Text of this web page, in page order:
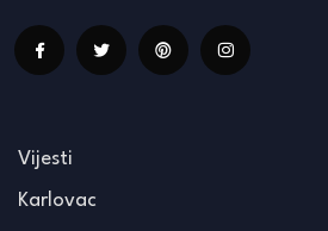
Vijesti
Karlovac